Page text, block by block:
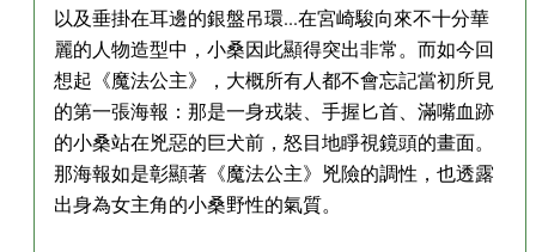
以及垂掛在耳邊的銀盤吊環...在宮崎駿向來不十分華
麗的人物造型中，小桑因此顯得突出非常。而如今回
想起《魔法公主》，大概所有人都不會忘記當初所見
的第一張海報：那是一身戎裝、手握匕首、滿嘴血跡
的小桑站在兇惡的巨犬前，怒目地睜視鏡頭的畫面。
那海報如是彰顯著《魔法公主》兇險的調性，也透露
出身為女主角的小桑野性的氣質。